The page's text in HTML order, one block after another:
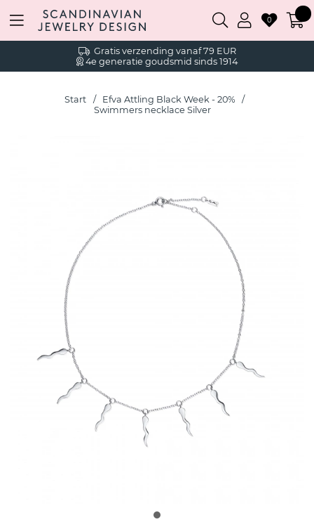
Gratis verzending vanaf 79 EUR
4e generatie goudsmid sinds 1914
0
Start
Efva Attling Black Week - 20%
Swimmers necklace Silver